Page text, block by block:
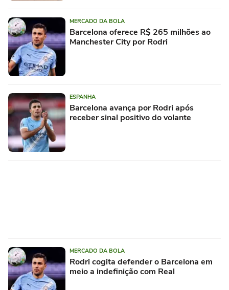
MERCADO DA BOLA
Barcelona oferece R$ 265 milhões ao
Manchester City por Rodri
ESPANHA
Barcelona avança por Rodri após
receber sinal positivo do volante
MERCADO DA BOLA
Rodri cogita defender o Barcelona em
meio a indefinição com Real